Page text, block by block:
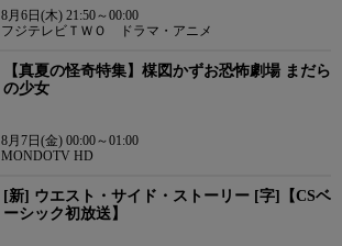
8月6日(木) 21:50～00:00
フジテレビＴＷＯ ドラマ・アニメ
【真夏の怪奇特集】楳図かずお恐怖劇場 まだら
の少女
8月7日(金) 00:00～01:00
MONDOTV HD
[新] ウエスト・サイド・ストーリー [字]【CSベ
ーシック初放送】